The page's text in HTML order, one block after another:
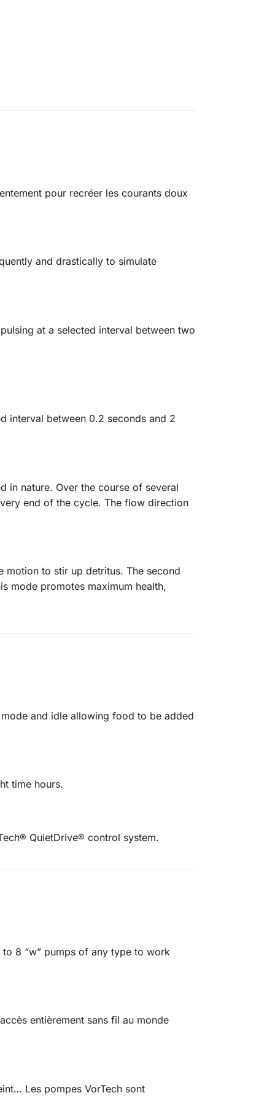
pour recréer les courants doux
and drastically to simulate
at a selected interval between two
interval between 0.2 seconds and 2
in nature. Over the course of several
end of the cycle. The flow direction
motion to stir up detritus. The second
mode promotes maximum health,
and idle allowing food to be added
time hours.
QuietDrive® control system.
8 “w” pumps of any type to work
entièrement sans fil au monde
Les pompes VorTech sont